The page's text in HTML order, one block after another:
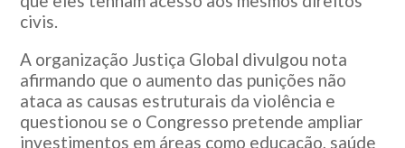
civis.
A organização Justiça Global divulgou nota
afirmando que o aumento das punições não
ataca as causas estruturais da violência e
questionou se o Congresso pretende ampliar
investimentos em áreas como educação, saúde